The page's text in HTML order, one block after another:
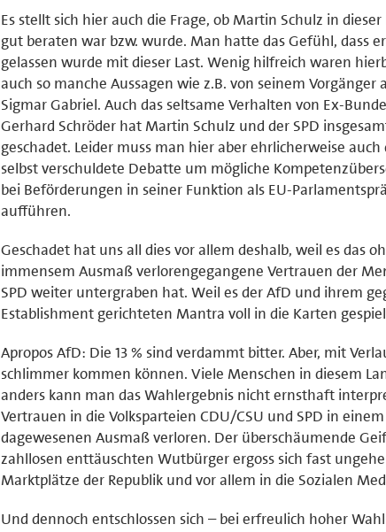
Es stellt sich hier auch die Frage, ob Martin Schulz in
gut beraten war bzw. wurde. Man hatte das Gefühl, dass
gelassen wurde mit dieser Last. Wenig hilfreich waren
auch so manche Aussagen wie z.B. von seinem Vorgänger
Sigmar Gabriel. Auch das seltsame Verhalten von Ex-
Gerhard Schröder hat Martin Schulz und der SPD
geschadet. Leider muss man hier aber ehrlicherweise auch
selbst verschuldete Debatte um mögliche
bei Beförderungen in seiner Funktion als EU-
aufführen.
Geschadet hat uns all dies vor allem deshalb, weil es das
immensem Ausmaß verlorengegangene Vertrauen der
SPD weiter untergraben hat. Weil es der AfD und ihrem
Establishment gerichteten Mantra voll in die Karten
Apropos AfD: Die 13 % sind verdammt bitter. Aber, mit
schlimmer kommen können. Viele Menschen in diesem
anders kann man das Wahlergebnis nicht ernsthaft
Vertrauen in die Volksparteien CDU/CSU und SPD in
dagewesenen Ausmaß verloren. Der überschäumende
zahllosen enttäuschten Wutbürger ergoss sich fast
Marktplätze der Republik und vor allem in die Sozialen
Und dennoch entschlossen sich – bei erfreulich hoher